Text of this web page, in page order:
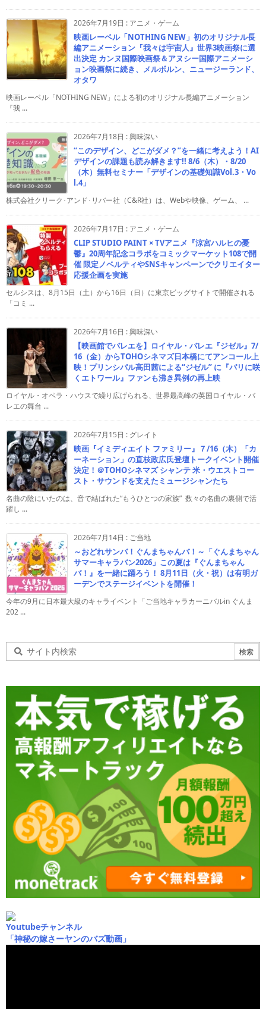
2026年7月19日 : アニメ・ゲーム
映画レーベル「NOTHING NEW」初のオリジナル長
編アニメーション『我々は宇宙人』世界3映画祭に選
出決定 カンヌ国際映画祭＆アヌシー国際アニメーシ
ョン映画祭に続き、メルボルン、ニュージーランド、
オタワ
映画レーベル「NOTHING NEW」による初のオリジナル長編アニメーション
『我 ...
2026年7月18日 :興味深い
“このデザイン、どこがダメ？”を一緒に考えよう！AI
デザインの課題も読み解きます!! 8/6（木）・8/20
（木）無料セミナー「デザインの基礎知識Vol.3・Vo
l.4」
株式会社クリーク･アンド･リバー社（C&R社）は、Webや映像、ゲーム、 ...
2026年7月17日 : アニメ・ゲーム
CLIP STUDIO PAINT × TVアニメ『涼宮ハルヒの憂
鬱』20周年記念コラボをコミックマーケット108で開
催 限定ノベルティやSNSキャンペーンでクリエイター
応援企画を実施
セルシスは、8月15日（土）から16日（日）に東京ビッグサイトで開催される
「コミ ...
2026年7月16日 :興味深い
【映画館でバレエを】ロイヤル・バレエ『ジゼル』7/
16（金）からTOHOシネマズ日本橋にてアンコール上
映！プリンシパル高田茜による“ジゼル” に『パリに咲
くエトワール』ファンも沸き異例の再上映
ロイヤル・オペラ・ハウスで繰り広げられる、世界最高峰の英国ロイヤル・バ
レエの舞台 ...
2026年7月15日 : グレイト
映画『イミディエイト ファミリー』７/16（木）「カ
ーネーション」の直枝政広氏登壇トークイベント開催
決定！＠TOHOシネマズ シャンテ 米・ウエストコー
スト・サウンドを支えたミュージシャンたち
名曲の陰にいたのは、音で結ばれた“もうひとつの家族” 数々の名曲の裏側で活
躍し ...
2026年7月14日 : ご当地
～おどれサンバ！ぐんまちゃんバ！～「ぐんまちゃん
サマーキャラバン2026」この夏は『ぐんまちゃん
バ！』を一緒に踊ろう！ 8月11日（火・祝）は有明ガ
ーデンでステージイベントを開催！
今年の9月に日本最大級のキャライベント「ご当地キャラカーニバルin ぐんま
202 ...
Youtubeチャンネル
「神秘の嫁さーヤンのバズ動画」